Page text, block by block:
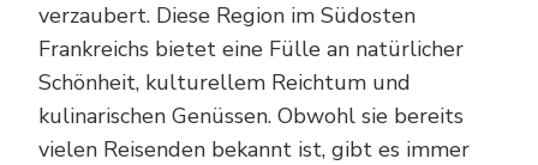
verzaubert. Diese Region im Südosten
Frankreichs bietet eine Fülle an natürlicher
Schönheit, kulturellem Reichtum und
kulinarischen Genüssen. Obwohl sie bereits
vielen Reisenden bekannt ist, gibt es immer